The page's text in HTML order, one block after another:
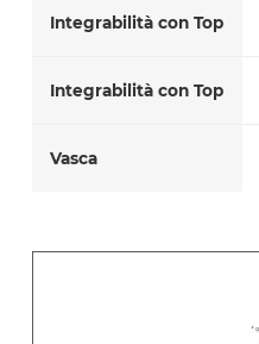
Integrabilità con Top
Integrabilità con Top
Vasca